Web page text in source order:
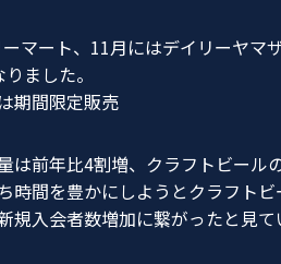
マート、11月にはデイリーヤ
りました。
期間限定販売
は前年比4割増、クラフトビール
時間を豊かにしようとクラフト
入会者数増加に繋がったと見て